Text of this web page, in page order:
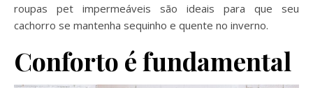
roupas pet impermeáveis são ideais para que seu
cachorro se mantenha sequinho e quente no inverno.
Conforto é fundamental